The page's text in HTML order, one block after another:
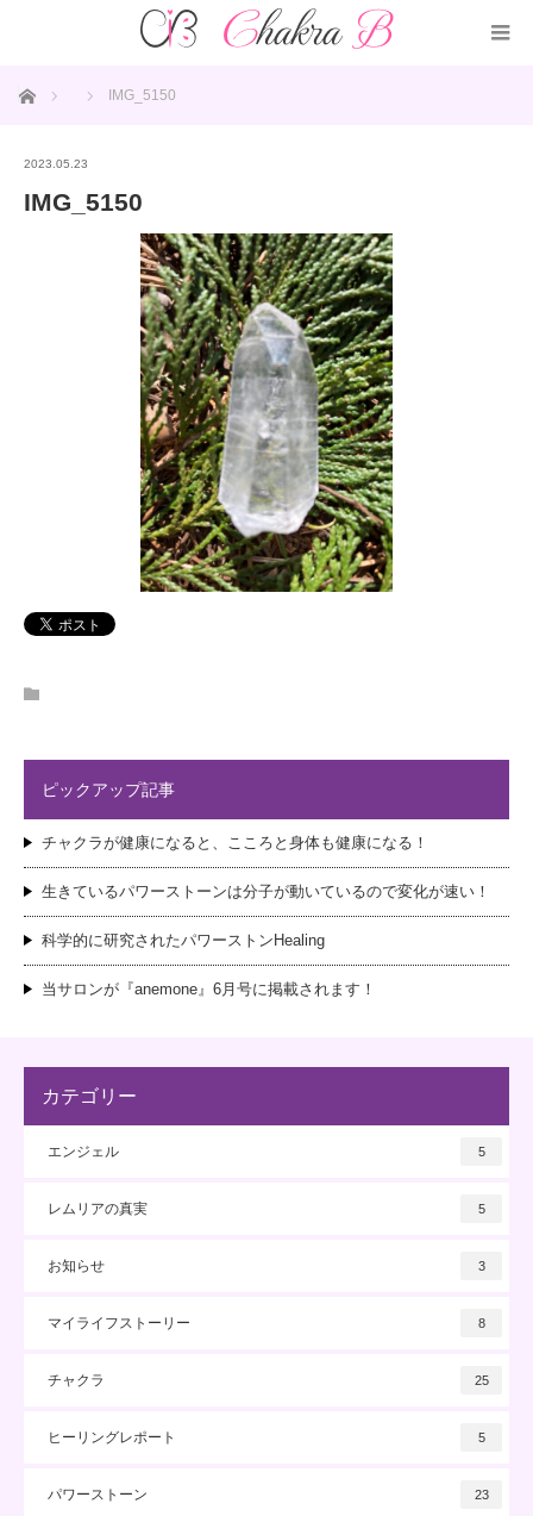
ホーム IMG_5150
2023.05.23
IMG_5150
ピックアップ記事
チャクラが健康になると、こころと身体も健康になる！
生きているパワーストーンは分子が動いているので変化が速い！
科学的に研究されたパワーストンHealing
当サロンが『anemone』6月号に掲載されます！
カテゴリー
エンジェル 5
レムリアの真実 5
お知らせ 3
マイライフストーリー 8
チャクラ 25
ヒーリングレポート 5
パワーストーン 23